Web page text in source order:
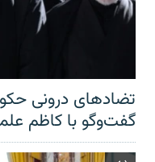
تضادهای درونی
گفت‌‌وگو با کاظم